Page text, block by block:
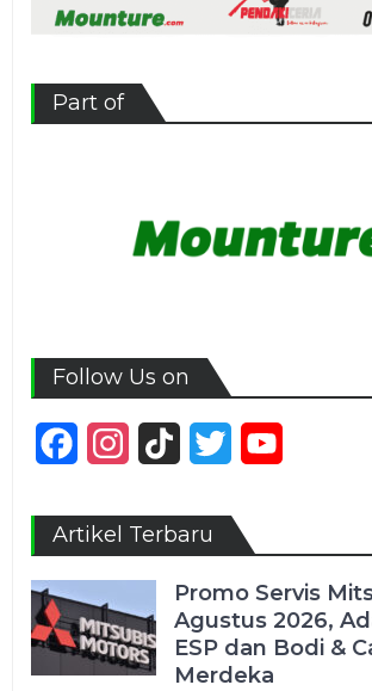
Part of
Follow Us on
FacebookInstagram
TikTok Twitter
Artikel Terbaru
Promo Servis
Agustus 2026,
ESP dan Bodi &
Merdeka